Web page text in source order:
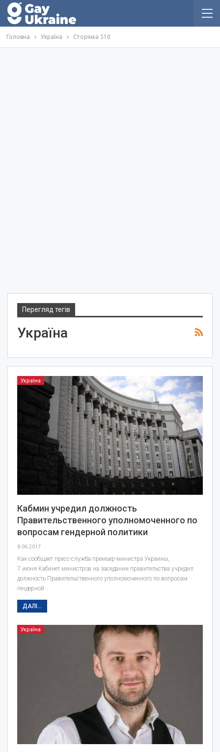
Головна Україна Сторінка 510
Перегляд тегів
Україна
Україна
Кабмин учредил должность
Правительственного уполномоченного по
вопросам гендерной политики
8.06.2017
Как сообщает пресс-служба премьер-министра Украины,
7 июня Кабинет министров на заседании правительства учредил
должность Правительственного уполномоченного по вопросам
гендерной…
ДАЛІ...
Україна